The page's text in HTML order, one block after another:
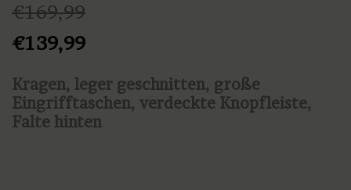
€169,99
Ursprünglicher
war:
€169,99
€139,99Aktueller
ist:
€139,99.
Kragen, leger geschnitten, große
Eingrifftaschen, verdeckte Knopfleiste,
Falte hinten